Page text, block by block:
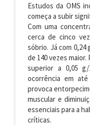
Estudos da OMS
começa a subir
Com uma
cerca de cinco
sóbrio. Já com 0,24
de 140 vezes
superior a 0,05
ocorrência em
provoca
muscular e
essenciais para a
críticas.